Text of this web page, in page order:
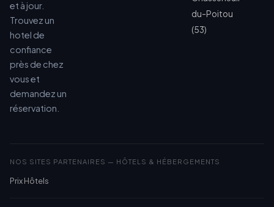
et à jour.
Trouvez un
hotel de
confiance
près de chez
vous et
demandez un
réservation.
du-Poitou
(53)
NOS SITES PARTENAIRES — HÔTELS & HÉBERGEMENTS
Prix Hôtels